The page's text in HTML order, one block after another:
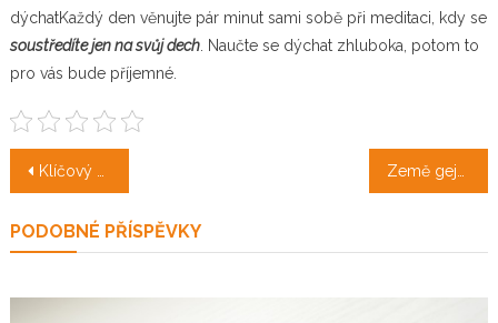
dýchatKaždý den věnujte pár minut sami sobě při meditaci, kdy se
soustředíte jen na svůj dech. Naučte se dýchat zhluboka, potom to
pro vás bude příjemné.
Navigace
příspěvek
Klíčový prvek moderního a světlého bydlení
PODOBNÉ PŘÍSPĚVKY